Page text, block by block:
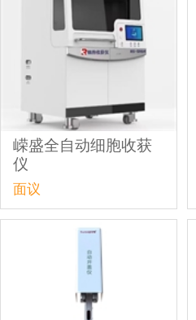
嵘盛全自动细胞收获
仪
面议